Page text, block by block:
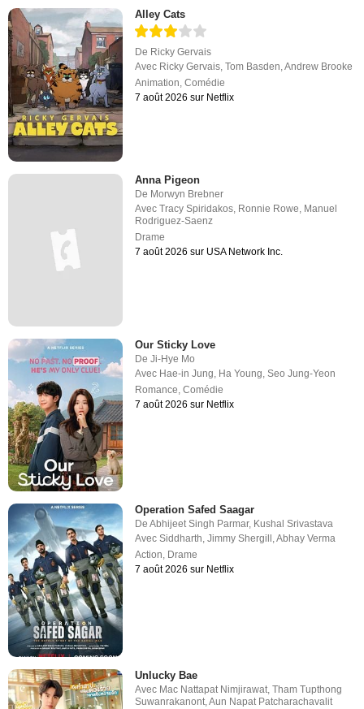
Alley Cats
De Ricky Gervais
Avec Ricky Gervais,Tom Basden,Andrew Brooke
Animation,Comédie
7 août 2026 sur Netflix
Anna Pigeon
De Morwyn Brebner
AvecTracy Spiridakos Ronnie Rowe Manuel
Rodriguez-Saenz
Drame
7 août 2026 sur USA Network Inc.
Our Sticky Love
DeJi-Hye Mo
Avec Hae-in Jung, Ha Young,Seo Jung-Yeon
Romance,Comédie
7 août 2026 sur Netflix
Operation Safed Saagar
DeAbhijeet Singh Parmar, Kushal Srivastava
AvecSiddharth,Jimmy Shergill ,Abhay Verma
Action, Drame
7 août 2026 sur Netflix
Unlucky Bae
Avec Mac Nattapat Nimjirawat ,Tham Tupthong
Suwanrakanont ,Aun Napat Patcharachavalit